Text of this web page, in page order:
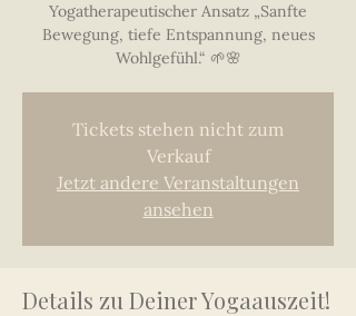
Yogatherapeutischer Ansatz „Sanfte
Bewegung, tiefe Entspannung, neues
Wohlgefühl.“ 🌱🌸
Tickets stehen nicht zum
Verkauf
Jetzt andere Veranstaltungen
ansehen
Details zu Deiner Yogaauszeit!